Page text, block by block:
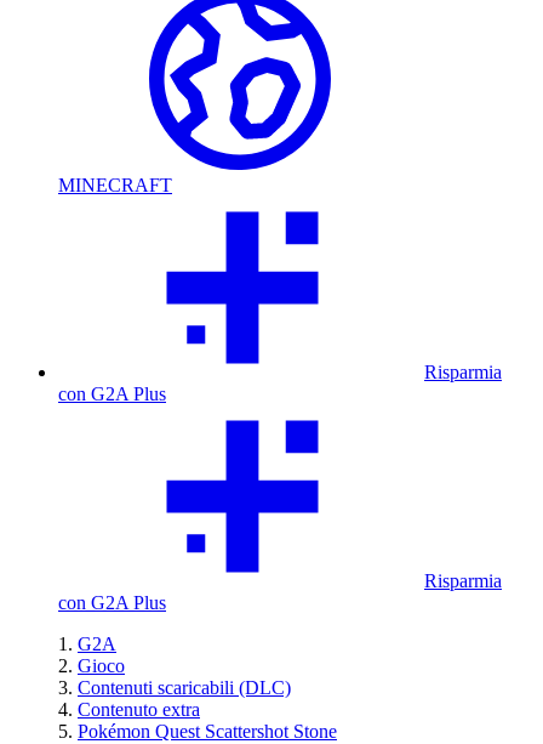
MINECRAFT
Risparmia
con G2A Plus
Risparmia
con G2A Plus
G2A
Gioco
Contenuti scaricabili (DLC)
Contenuto extra
Pokémon Quest Scattershot Stone